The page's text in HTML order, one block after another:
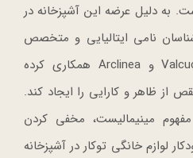
به دلیل عرضه این آشپزخانه در
نامی ایتالیایی و متخصص
طراحی آشپزخانه نظیر Valcucine و Arclinea همکاری کرده
ظاهر و کارایی را ایجاد کند.
مینیمالیست، مخفی کردن
لوازم خانگی توکار در آشپزخانه